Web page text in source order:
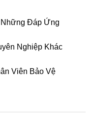
Đáp Ứng
Nghiệp Khác
Viên Bảo Vệ